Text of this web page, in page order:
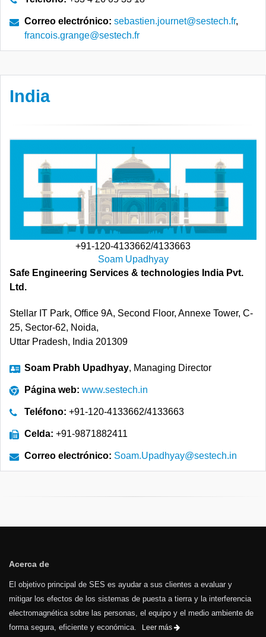
Correo electrónico: sebastien.journet@sestech.fr,
francois.grange@sestech.fr
India
+91-120-4133662/4133663
Soam Upadhyay
Safe Engineering Services & technologies India Pvt.
Ltd.
Stellar IT Park, Office 9A, Second Floor, Annexe Tower, C-
25, Sector-62, Noida,
Uttar Pradesh, India 201309
Soam Prabh Upadhyay, Managing Director
Página web: www.sestech.in
Teléfono: +91-120-4133662/4133663
Celda: +91-9871882411
Correo electrónico: Soam.Upadhyay@sestech.in
Acerca de
El objetivo principal de SES es ayudar a sus clientes a evaluar y
mitigar los efectos de los sistemas de puesta a tierra y la interferencia
electromagnética sobre las personas, el equipo y el medio ambiente de
forma segura, eficiente y económica.
Leer más